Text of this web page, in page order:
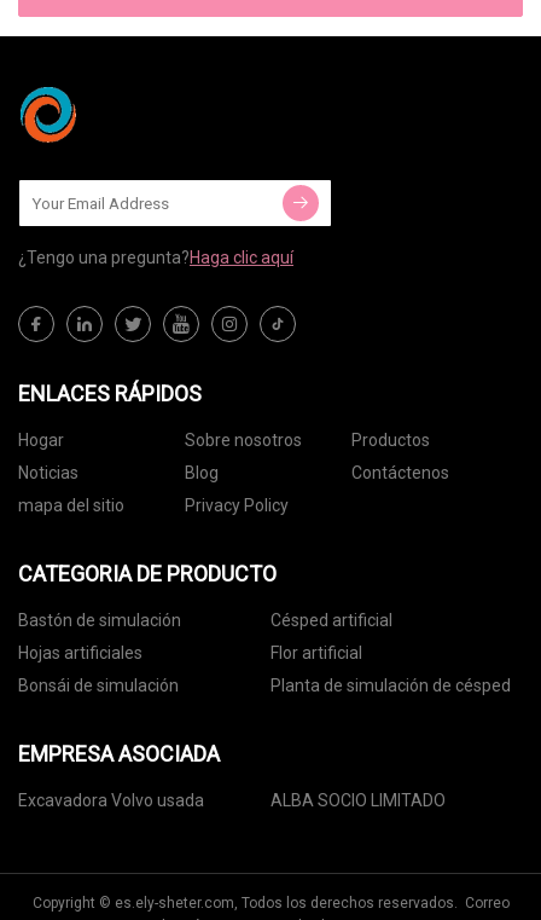
¿Tengo una pregunta?Haga clic aquí
ENLACES RÁPIDOS
Hogar Sobre nosotros
Productos
Noticias
Blog
Contáctenos
mapa del sitio
Privacy Policy
CATEGORIA DE PRODUCTO
Bastón de simulación
Césped artificial
Hojas artificiales
Flor artificial
Bonsái de simulación
Planta de simulación de césped
EMPRESA ASOCIADA
Excavadora Volvo usada ALBA SOCIO LIMITADO
Copyright © es.ely-sheter.com, Todos los derechos reservados. Correo